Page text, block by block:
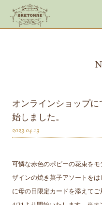
オンラインショップ
始しました。
2023.04.19
可憐な赤色のポピーの花束を
ザインの焼き菓子アソートを
に母の日限定カードを添えて